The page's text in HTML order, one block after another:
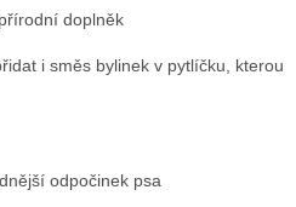
doplněk
i směs bylinek v pytlíčku, kterou
odpočinek psa